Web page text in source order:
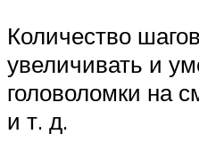
Количество
увеличивать и
головоломки на
и т. д.